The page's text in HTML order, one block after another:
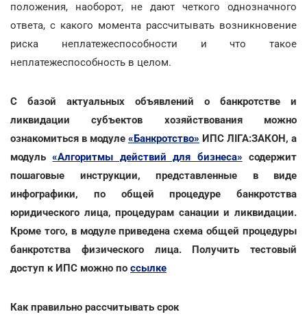
положения, наоборот, не дают четкого однозначного
ответа, с какого момента рассчитывать возникновение
риска неплатежеспособности и что такое
неплатежеспособность в целом.
С базой актуальных объявлений о банкротстве и
ликвидации субъектов хозяйствования можно
ознакомиться в модуле «Банкротство» ИПС ЛІГА:ЗАКОН, а
модуль«Алгоритмы действий для бизнеса» содержит
пошаговые инструкции, представленные в виде
инфографики, по общей процедуре банкротства
юридического лица, процедурам санации и ликвидации.
Кроме того, в модуле приведена схема общей процедуры
банкротства физического лица. Получить тестовый
доступ к ИПС можно по ссылке
Как правильно рассчитывать срок